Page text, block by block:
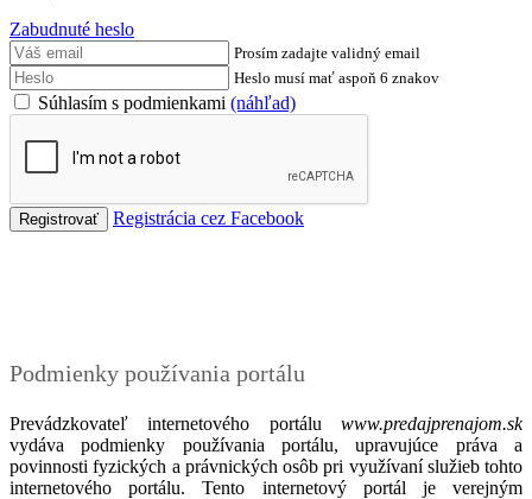
Zabudnuté heslo
Prosím zadajte validný email
Heslo musí mať aspoň 6 znakov
Súhlasím s podmienkami (náhľad)
Registrácia cez Facebook
Podmienky používania portálu
Prevádzkovateľ internetového portálu www.predajprenajom.sk
vydáva podmienky používania portálu, upravujúce práva a
povinnosti fyzických a právnických osôb pri využívaní služieb tohto
internetového portálu. Tento internetový portál je verejným